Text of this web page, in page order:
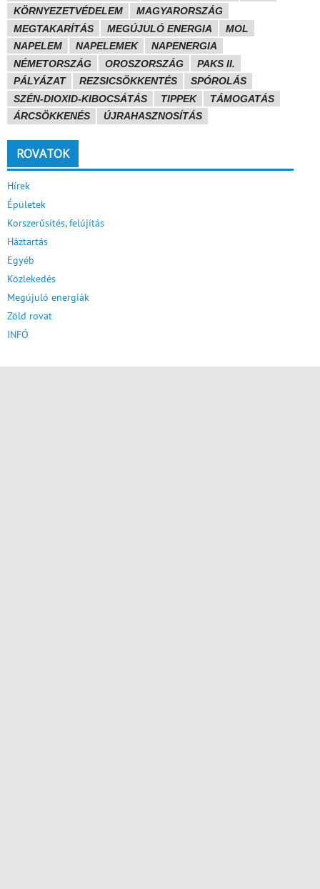
KÖRNYEZETVÉDELEM
MAGYARORSZÁG
MEGTAKARÍTÁS
MEGÚJULÓ ENERGIA
MOL
NAPELEM
NAPELEMEK
NAPENERGIA
NÉMETORSZÁG
OROSZORSZÁG
PAKS II.
PÁLYÁZAT
REZSICSÖKKENTÉS
SPÓROLÁS
SZÉN-DIOXID-KIBOCSÁTÁS
TIPPEK
TÁMOGATÁS
ÁRCSÖKKENÉS
ÚJRAHASZNOSÍTÁS
ROVATOK
Hírek
Épületek
Korszerűsítés, felújítás
Háztartás
Egyéb
Közlekedés
Megújuló energiák
Zöld rovat
INFÓ